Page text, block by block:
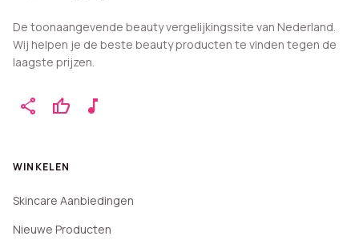
De toonaangevende beauty vergelijkingssite van Nederland.
Wij helpen je de beste beauty producten te vinden tegen de
laagste prijzen.
share thumb_up music_note
WINKELEN
Skincare Aanbiedingen
Nieuwe Producten